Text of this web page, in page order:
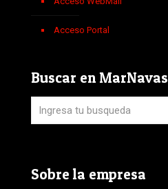
Acceso Portal
Buscar en MarNavas
Sobre la empresa